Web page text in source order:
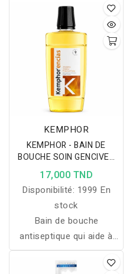
KEMPHOR
KEMPHOR - BAIN DE
BOUCHE SOIN GENCIVES
500 ML
17,000 TND
Disponibilité: 1999 En
stock
Bain de bouche
antiseptique qui aide à
réduire la plaque,
protéger les gencives et